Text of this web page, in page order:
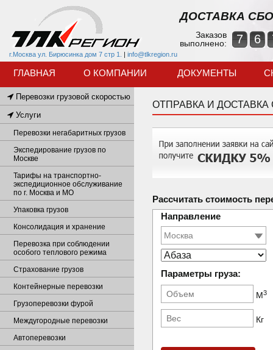
г.Москва ул. Бирюсинка дом 7 стр 1. | info@tlkregion.ru
ДОСТАВКА
Заказов
выполнено:
7 6
ГЛАВНАЯ О КОМПАНИИ ДОКУМЕНТЫ
ОТПРАВКА И
Рассчитать стоимость
Направление
Параметры груза:
М3
Кг
Перевозки грузовой скоростью
Услуги
Перевозки негабаритных грузов
Экспедирование грузов по
Москве
Тарифы на транспортно-
экспедиционное обслуживание
по г. Москва и МО
Упаковка грузов
Консолидация и хранение
Перевозка при соблюдении
особого теплового режима
Страхование грузов
Контейнерные перевозки
Грузоперевозки фурой
Междугородные перевозки
Автоперевозки